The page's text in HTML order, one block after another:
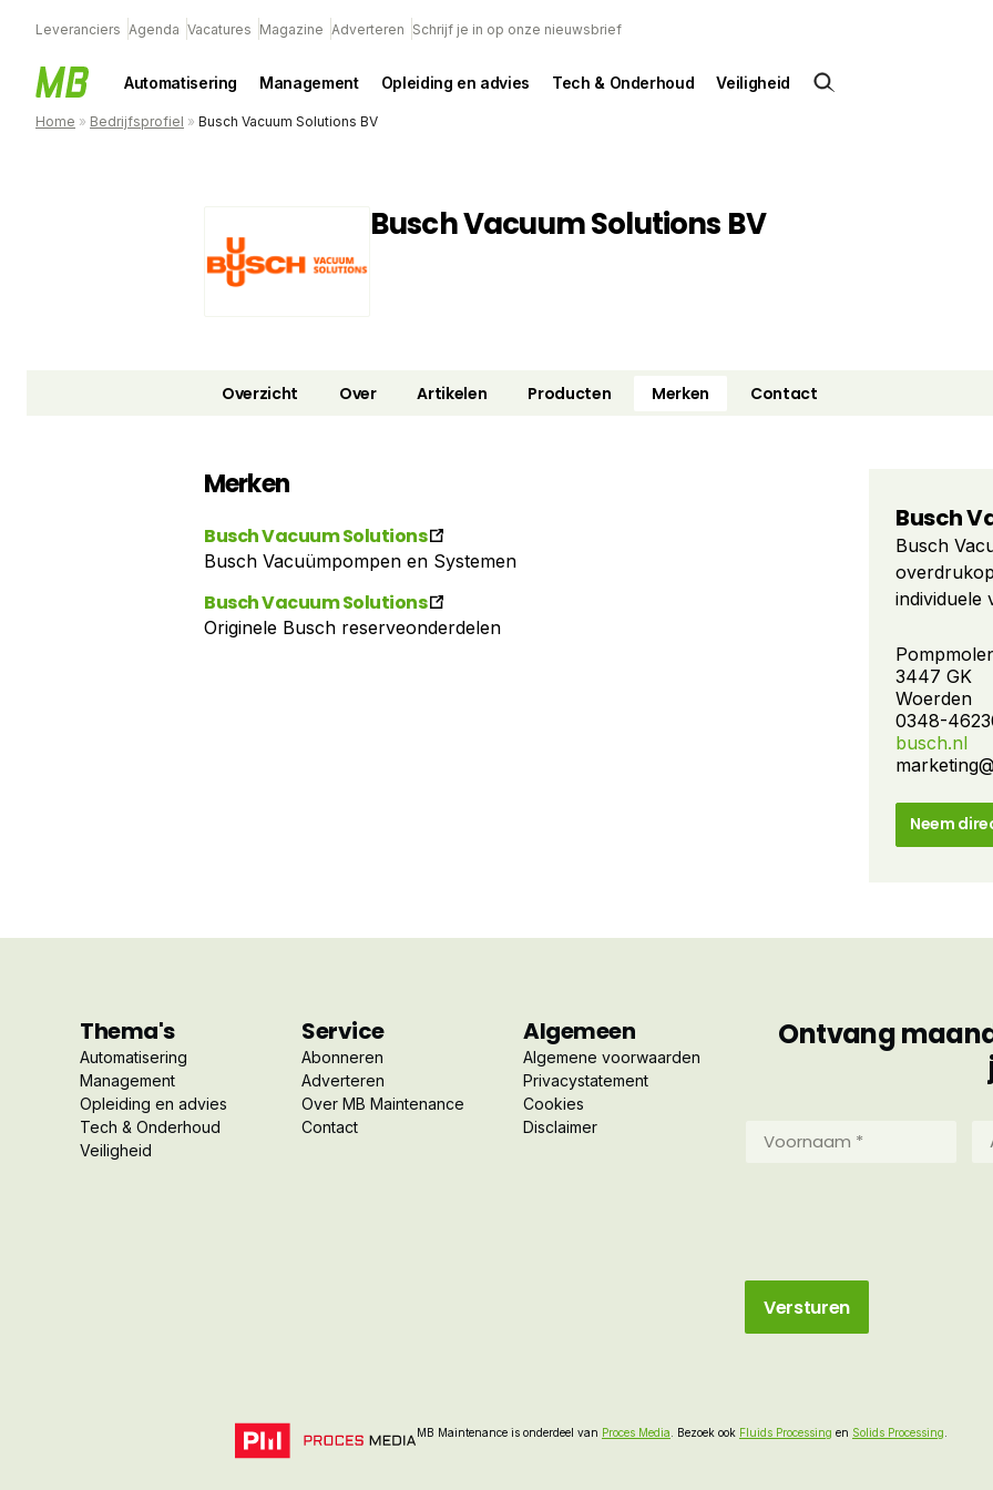
Leveranciers Agenda Vacatures Magazine Adverteren Schrijf je in op onze nieuwsbrief
Automatisering Management Opleiding en advies Tech & Onderhoud Veiligheid
Home » Bedrijfsprofiel » Busch Vacuum Solutions BV
Busch Vacuum Solutions BV
Overzicht Over Artikelen Producten Merken Contact
Merken
Busch Vacuum Solutions
Busch Vacuümpompen en Systemen
Busch Vacuum Solutions
Originele Busch reserveonderdelen
Busch
Busch
individuele
Vandaag
op alle
meer dan
landen.
3447 GK
Woerden
0348-
busch.nl
Neem
Thema's
Automatisering
Management
Opleiding en advies
Tech & Onderhoud
Veiligheid
Service
Abonneren
Adverteren
Over MB Maintenance
Contact
Algemeen
Algemene voorwaarden
Privacystatement
Cookies
Disclaimer
Ontvang
MB Maintenance is onderdeel van Proces Media . Bezoek ook Fluids Processing en Solids Processing